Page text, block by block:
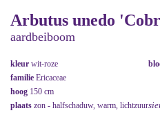
Arbutus unedo
aardbeiboom
kleur wit-roze
familie Ericaceae
hoog 150 cm
plaats zon - halfschaduw, warm, lichtzuur